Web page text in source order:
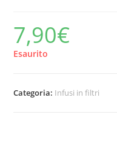
7,90€
Esaurito
Categoria: Infusi in filtri